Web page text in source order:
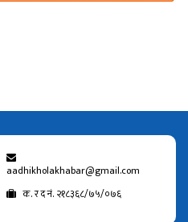
aadhikholakhabar@gmail.com
क. र द नं. २१८३६८/७५/०७६